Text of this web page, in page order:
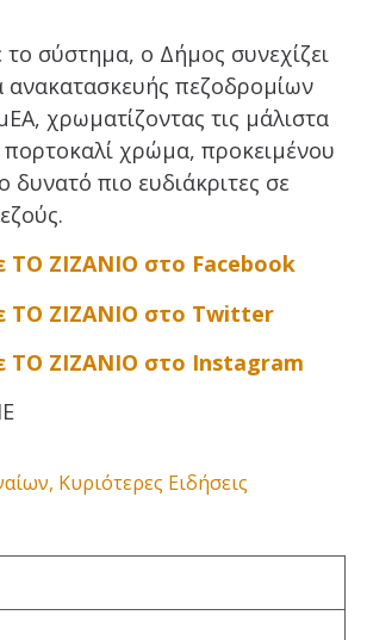
σύστημα, ο Δήμος συνεχίζει
πεζοδρομίων
χρωματίζοντας τις μάλιστα
πορτοκαλί χρώμα, προκειμένου
δυνατό πιο ευδιάκριτες σε
ΤΟ ΖΙΖΑΝΙΟ στο Facebook
ΤΟ ΖΙΖΑΝΙΟ στο Twitter
ΤΟ ΖΙΖΑΝΙΟ στο Instagram
, Κυριότερες Ειδήσεις